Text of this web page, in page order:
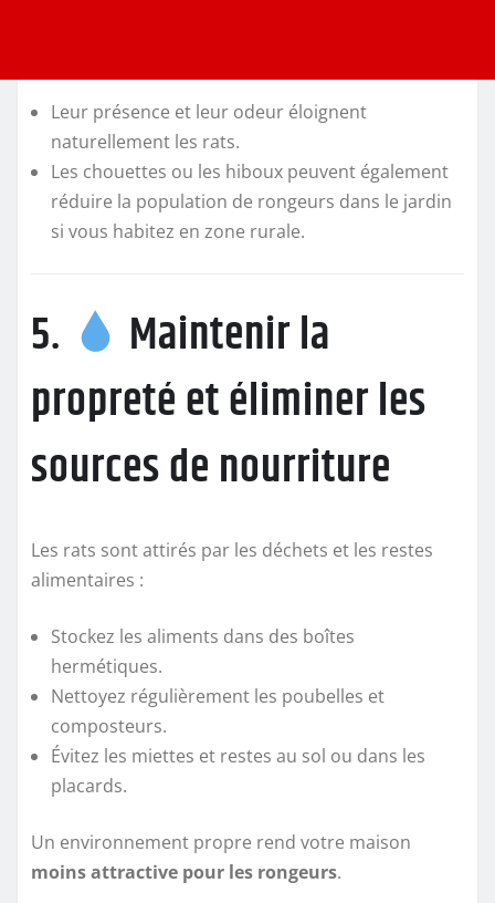
Leur présence et leur odeur éloignent
naturellement les rats.
Les chouettes ou les hiboux peuvent également
réduire la population de rongeurs dans le jardin
si vous habitez en zone rurale.
5.
Maintenir la
propreté et éliminer les
sources de nourriture
Les rats sont attirés par les déchets et les restes
alimentaires :
Stockez les aliments dans des boîtes
hermétiques.
Nettoyez régulièrement les poubelles et
composteurs.
Évitez les miettes et restes au sol ou dans les
placards.
Un environnement propre rend votre maison
moins attractive pour les rongeurs.